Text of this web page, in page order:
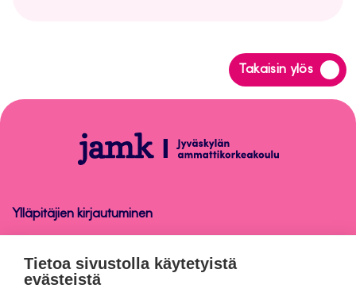
Takaisin ylös
Siirry
takaisin
Opetus
Ylläpitäjien kirjautuminen
Opetus
Tietoa sivustolla käytetyistä
evästeistä